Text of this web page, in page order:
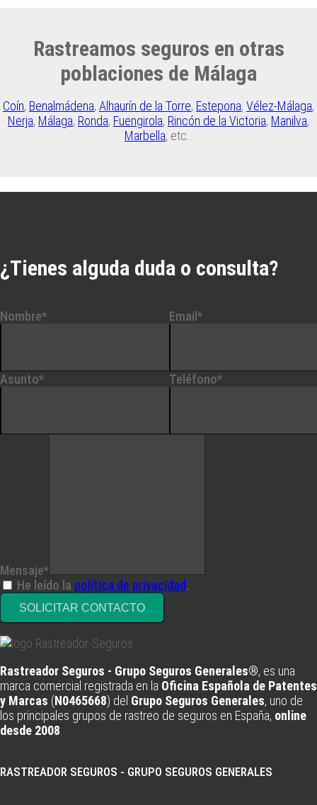
Rastreamos seguros en otras
poblaciones de Málaga
Coín, Benalmádena, Alhaurín de la Torre, Estepona, Vélez-Málaga,
Nerja, Málaga, Ronda, Fuengirola, Rincón de la Victoria, Manilva,
Marbella, etc..
¿Tienes alguda duda o consulta?
Nombre*
Asunto*
Email*
Teléfono*
Mensaje*
He leído la política de privacidad.
SOLICITAR CONTACTO
Rastreador Seguros - Grupo Seguros Generales®, es una
marca comercial registrada en la Oficina Española de Patentes
y Marcas (N0465668) del Grupo Seguros Generales, uno de
los principales grupos de rastreo de seguros en España, online
desde 2008
RASTREADOR SEGUROS - GRUPO SEGUROS GENERALES